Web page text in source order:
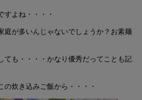
すよね・・・・
庭が多いんじゃないでしょうか？お素麺
ても・・・・かなり優秀だってことも記
の炊き込みご飯から・・・・